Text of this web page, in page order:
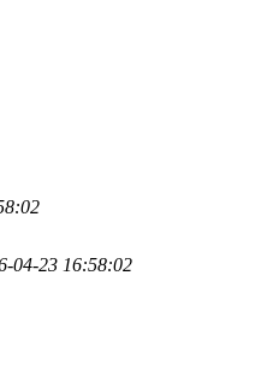
04-23 16:58:02